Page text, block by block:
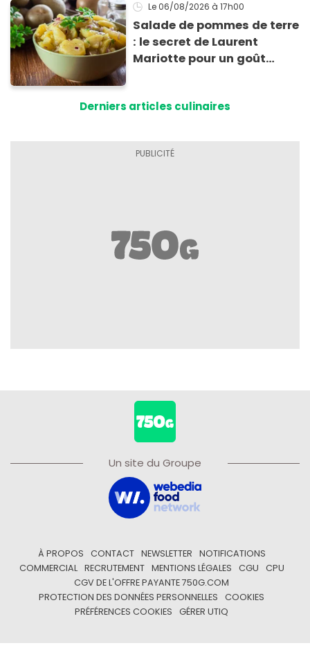
Le 06/08/2026 à 17h00
Salade de pommes de terre
: le secret de Laurent
Mariotte pour un goût
Derniers articles culinaires
Un site du Groupe
À PROPOS CONTACT NEWSLETTER
NOTIFICATIONS
COMMERCIAL
RECRUTEMENT MENTIONS LÉGALES CGU
CPU
CGV DE L'OFFRE PAYANTE 750G.COM
PROTECTION DES DONNÉES PERSONNELLES
COOKIES
PRÉFÉRENCES COOKIES
GÉRER UTIQ